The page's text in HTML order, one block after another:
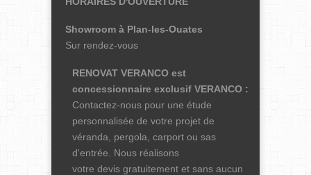
Showroom à Plan-les-Ouates
Sur rendez-vous
RENOVAT VERANCO est
concessionnaire exclusif VERANCO :
Contactez-nous pour une étude
personnalisée de votre projet de
véranda, pergola, carport ou sas
d'entrée. Nous réalisons
votre devis gratuitement et sans aucun